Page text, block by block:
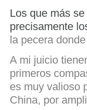
Los que más
precisamente
la pecera
A mi juicio
primeros
es muy valioso
China, por